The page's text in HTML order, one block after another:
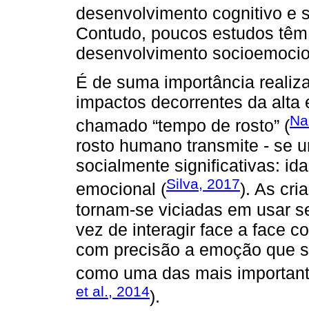
desenvolvimento cognitivo e
Contudo, poucos estudos
desenvolvimento
É de suma importância
impactos decorrentes da
chamado “tempo de rosto” (
rosto humano transmite - se
socialmente significativas:
emocional (Silva, 2017). As
tornam-se viciadas em usar
vez de interagir face a face
com precisão a emoção que
como uma das mais
et al., 2014).